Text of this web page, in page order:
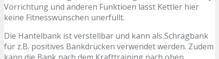
Vorrichtung und anderen Funktioen lässt Kettler hier
keine Fitnesswünschen unerfüllt.
Die Hantelbank ist verstellbar und kann als Schrägbank
für z.B. positives Bankdrücken verwendet werden. Zudem